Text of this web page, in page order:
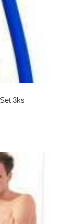
3ks